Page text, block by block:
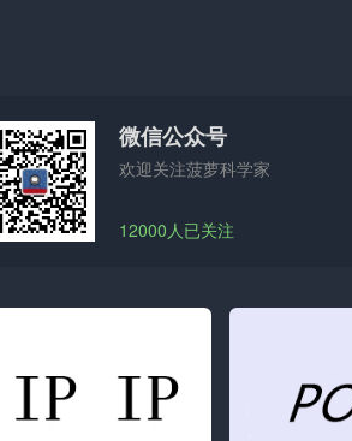
微信公众号
欢迎关注菠萝科学家
12000人已关注